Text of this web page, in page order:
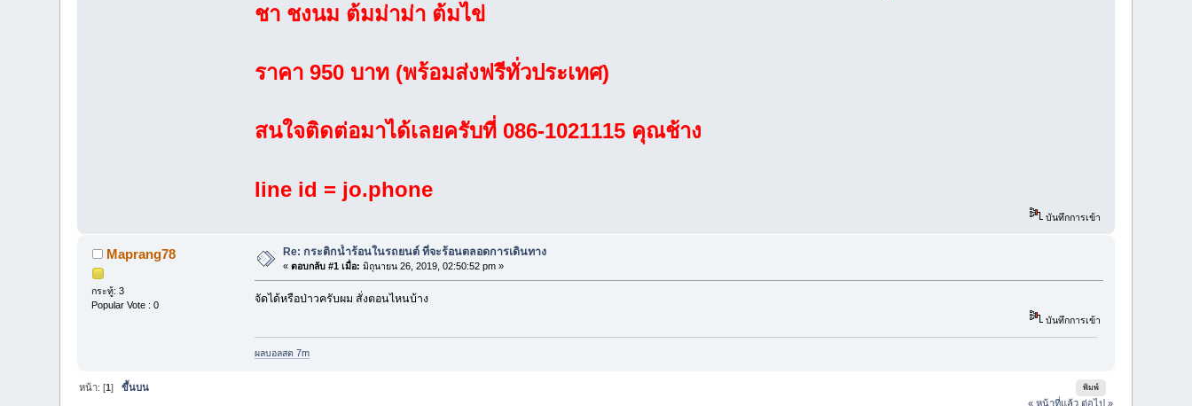
ชา ชงนม ต้มม่าม่า ต้มไข่
ราคา 950 บาท (พร้อมส่งฟรีทั่วประเทศ)
สนใจติดต่อมาได้เลยครับที่ 086-1021115 คุณช้าง
line id = jo.phone
บันทึกการเข้า
Maprang78
กระทู้: 3
Popular Vote : 0
Re: กระติกน้ำร้อนในรถยนต์ ที่จะร้อนตลอดการเดินทาง
«ตอบกลับ #1 เมื่อ: มิถุนายน 26, 2019, 02:50:52 pm »
จัดได้หรือป่าวครับผม สั่งตอนไหนบ้าง
บันทึกการเข้า
ผลบอลสด 7m
พิมพ์
หน้า: [1]ขึ้นบน
« หน้าที่แล้ว ต่อไป »